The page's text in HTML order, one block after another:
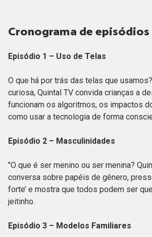
Cronograma de episódios
Episódio 1 – Uso de Telas
O que há por trás das telas que
curiosa, Quintal TV convida crianças a
funcionam os algoritmos, os impactos
como usar a tecnologia de forma
Episódio 2 – Masculinidades
"O que é ser menino ou ser menina?
conversa sobre papéis de gênero,
forte’ e mostra que todos podem ser
jeitinho.
Episódio 3 – Modelos Familiares